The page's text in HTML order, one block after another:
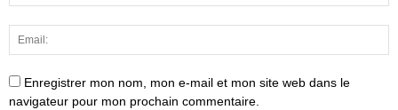
Enregistrer mon nom, mon e-mail et mon site web dans le
navigateur pour mon prochain commentaire.